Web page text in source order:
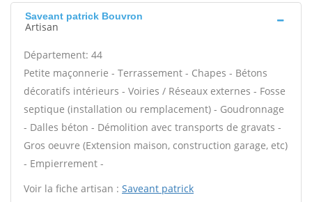
Saveant patrick Bouvron
Artisan
Département: 44
Petite maçonnerie - Terrassement - Chapes - Bétons
décoratifs intérieurs - Voiries / Réseaux externes - Fosse
septique (installation ou remplacement) - Goudronnage
- Dalles béton - Démolition avec transports de gravats -
Gros oeuvre (Extension maison, construction garage, etc)
- Empierrement -
Voir la fiche artisan : Saveant patrick